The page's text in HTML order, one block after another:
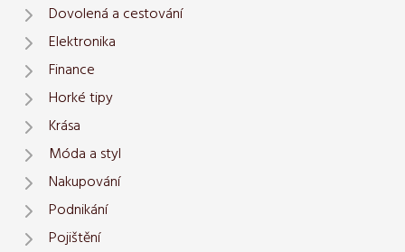
Dovolená a cestování
Elektronika
Finance
Horké tipy
Krása
Móda a styl
Nakupování
Podnikání
Pojištění